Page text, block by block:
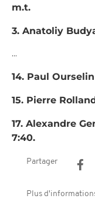
m.t.
3. Anatoliy
...
14. Paul
15. Pierre
17. Alexandre
7:40.
Partager
Plus